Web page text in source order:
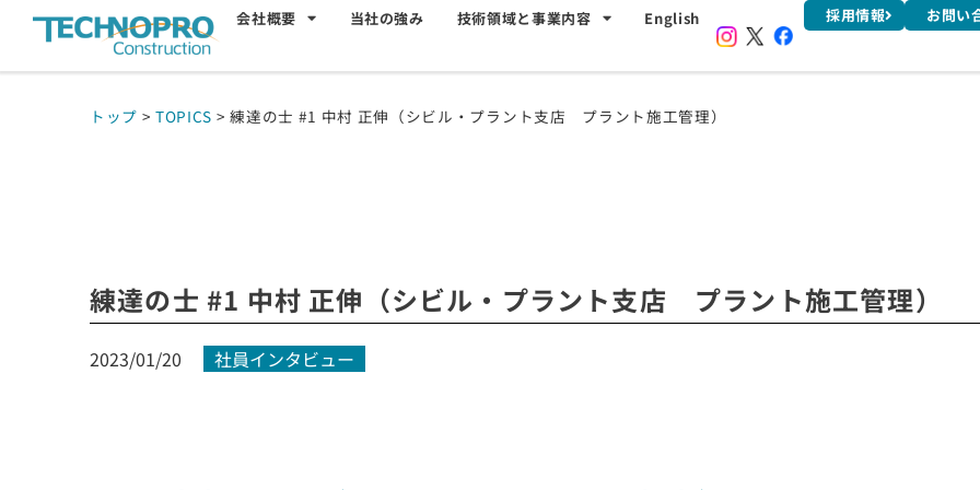
会社概要 当社の強み 技術領域と事業内容 English 採用情報 お問い
トップ >TOPICS >練達の士 #1 中村 正伸（シビル・プラント支店 プラント施工管理）
練達の士 #1 中村 正伸（シビル・プラント支店 プラント施工管理）
2023/01/20 社員インタビュー